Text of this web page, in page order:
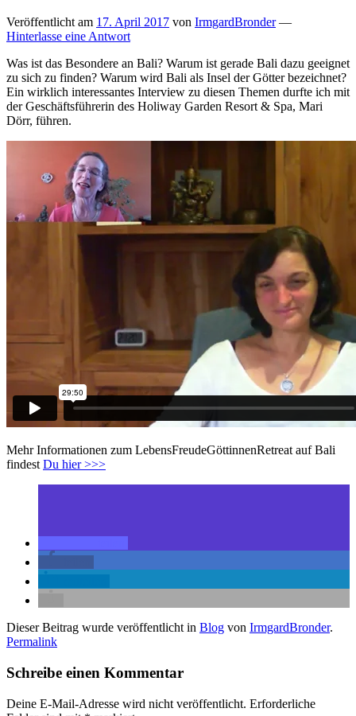
Veröffentlicht am 17. April 2017 von IrmgardBronder —
Hinterlasse eine Antwort
Was ist das Besondere an Bali? Warum ist gerade Bali dazu geeignet
zu sich zu finden? Warum wird Bali als Insel der Götter bezeichnet?
Ein wirklich interessantes Interview zu diesen Themen durfte ich mit
der Geschäftsführerin des Holiway Garden Resort & Spa, Mari
Dörr, führen.
Mehr Informationen zum LebensFreudeGöttinnenRetreat auf Bali
findestDu hier >>>
Dieser Beitrag wurde veröffentlicht in Blog von IrmgardBronder.
Permalink
Schreibe einen Kommentar
Deine E-Mail-Adresse wird nicht veröffentlicht. Erforderliche